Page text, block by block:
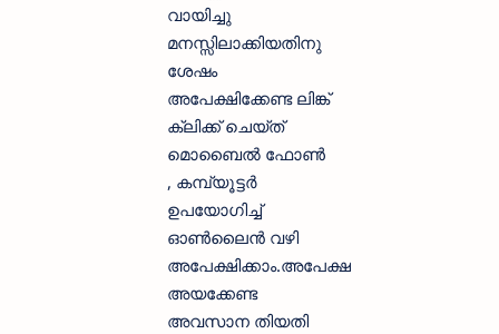
വായിച്ചു
മനസ്സിലാക്കിയതിനു
ശേഷം
അപേക്ഷിക്കേണ്ട ലിങ്ക്
ക്ലിക്ക് ചെയ്ത്
മൊബൈല്‍ ഫോണ്‍
, കമ്പ്യൂട്ടര്‍
ഉപയോഗിച്ച്
ഓണ്‍ലൈന്‍ വഴി
അപേക്ഷിക്കാം.അപേക്ഷ
അയക്കേണ്ട
അവസാന തിയതി